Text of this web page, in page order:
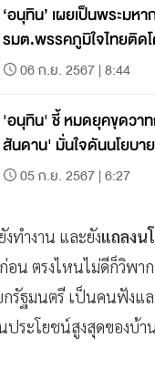
‘อนุทิน’ เผยเป็นพระม
รมต.พรรคภูมิใจไทยติด
06 ก.ย. 2567 | 8:44
'อนุทิน' ชี้ หมดยุคขุดวา
สันดาน' มั่นใจดันนโยบา
05 ก.ย. 2567 | 6:27
ทำงาน และยังแถลงน
น ตรงไหนไม่ดีก็วิพา
กรัฐมนตรี เป็นคนฟัง
ะโยชน์สูงสุดของบ้า